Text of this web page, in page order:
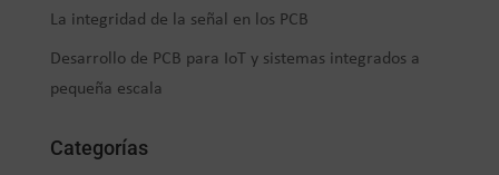
La integridad de la señal en los PCB
Desarrollo de PCB para IoT y sistemas integrados a
pequeña escala
Categorías